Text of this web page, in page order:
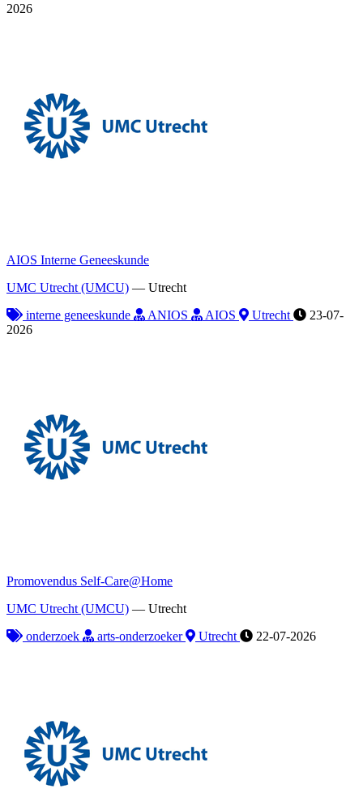
2026
AIOS Interne Geneeskunde
UMC Utrecht (UMCU) — Utrecht
interne geneeskunde
ANIOS AIOS Utrecht
23-07-
2026
Promovendus Self-Care@Home
UMC Utrecht (UMCU) — Utrecht
onderzoek
arts-onderzoeker Utrecht 22-07-2026